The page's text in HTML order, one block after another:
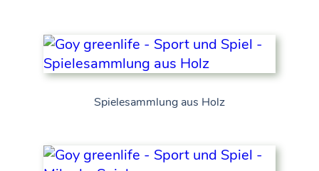
Spielesammlung aus Holz